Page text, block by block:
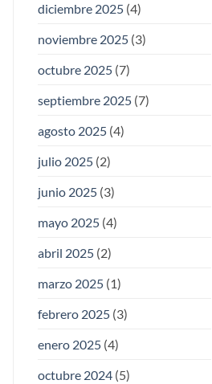
diciembre 2025(4)
noviembre 2025(3)
octubre 2025(7)
septiembre 2025(7)
agosto 2025(4)
julio 2025(2)
junio 2025(3)
mayo 2025(4)
abril 2025(2)
marzo 2025(1)
febrero 2025(3)
enero 2025(4)
octubre 2024(5)